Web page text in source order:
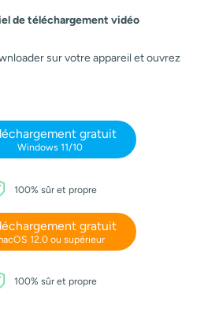
de téléchargement vidéo
sur votre appareil et ouvrez
gratuit
Windows 11/10
100% sûr et propre
gratuit
12.0 ou supérieur
100% sûr et propre